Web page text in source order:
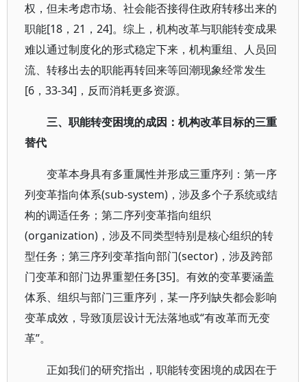
权，但未考虑市场、社会能否接得住政府转移出来的
职能[18，21，24]。综上，机构改革与职能转变成果
难以通过制度化的形式稳定下来，机构重组、人员回
流、转移出去的职能再转回来等回潮现象经常发生
[6，33-34]，反而消耗更多资源。
三、职能转变困境的成因：机构改革目标的三重
替代
变革本身具有多重属性并形成三重序列：第一序
列变革指向体系(sub-system)，涉及多个子系统或结
构的调适任务；第二序列变革指向组织
(organization)，涉及不同类型特别是核心组织的转
型任务；第三序列变革指向部门(sector)，涉及跨部
门变革和部门边界重塑任务[35]。有效的变革要涵盖
体系、组织与部门三重序列，某一序列缺失都会影响
变革成效，导致顶层设计无法落地或“有改革而无变
革”。
正如我们的研究指出，职能转变困境的成因在于